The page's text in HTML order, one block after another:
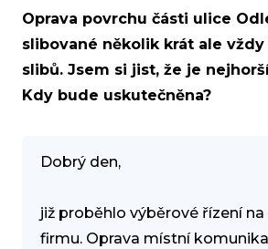
Oprava povrchu části ulice
slibované několik krát ale
slibů. Jsem si jist, že je
Kdy bude uskutečněna?
Dobrý den,
již proběhlo výběrové řízení
firmu. Oprava místní